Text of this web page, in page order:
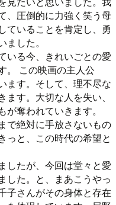
、圧倒的に力強く笑う母
ていることを肯定し、勇
した。
いる今、きれいごとの愛
。 この映画の主人公
ます。そして、理不尽な
す。大切な人を失い、
奪われていきます。
で絶対に手放さないもの
っと、この時代の希望と
したが、今回は堂々と愛
した。と、まあこうやっ
子さんがその身体と存在